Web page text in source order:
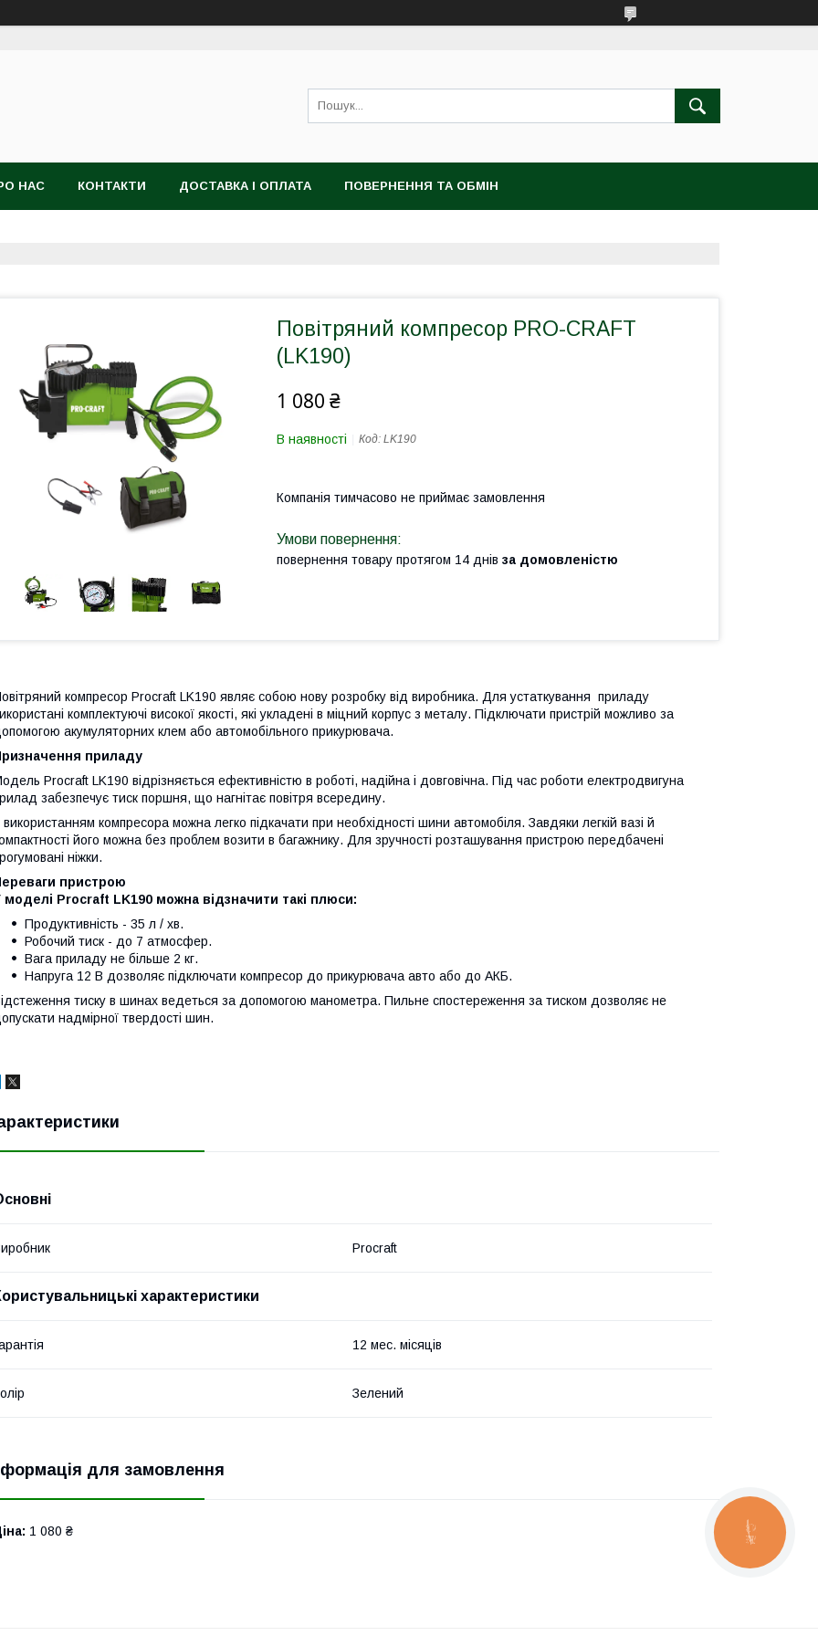
НАС КОНТАКТИ ДОСТАВКА І ОПЛАТА ПОВЕРНЕННЯ ТА ОБМІН
Повітряний компресор PRO-CRAFT
(LK190)
1 080 ₴
В наявності Код: LK190
Компанія тимчасово не приймає замовлення
повернення товару протягом 14 днів за домовленістю
компресор Procraft LK190 являє собою нову розробку від виробника. Для устаткування приладу
комплектуючі високої якості, які укладені в міцний корпус з металу. Підключати пристрій можливо за
акумуляторних клем або автомобільного прикурювача.
приладу
Procraft LK190 відрізняється ефективністю в роботі, надійна і довговічна. Під час роботи електродвигуна
забезпечує тиск поршня, що нагнітає повітря всередину.
використанням компресора можна легко підкачати при необхідності шини автомобіля. Завдяки легкій вазі й
його можна без проблем возити в багажнику. Для зручності розташування пристрою передбачені
ніжки.
пристрою
моделі Procraft LK190 можна відзначити такі плюси:
Продуктивність - 35 л / хв.
Робочий тиск - до 7 атмосфер.
Вага приладу не більше 2 кг.
Напруга 12 В дозволяє підключати компресор до прикурювача авто або до АКБ.
тиску в шинах ведеться за допомогою манометра. Пильне спостереження за тиском дозволяє не
надмірної твердості шин.
Procraft
характеристики
12 мес. місяців
Зелений
для замовлення
1 080 ₴ КНОПКА
ЗВ'ЯЗКУ